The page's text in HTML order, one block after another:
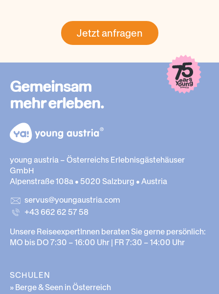
Jetzt anfragen
Gemeinsam
mehr erleben.
young austria – Österreichs Erlebnisgästehäuser
GmbH
Alpenstraße 108a • 5020 Salzburg • Austria
servus@youngaustria.com
+43 662 62 57 58
Unsere ReiseexpertInnen beraten Sie gerne persönlich:
MO bis DO 7:30 – 16:00 Uhr | FR 7:30 – 14:00 Uhr
SCHULEN
» Berge & Seen in Österreich